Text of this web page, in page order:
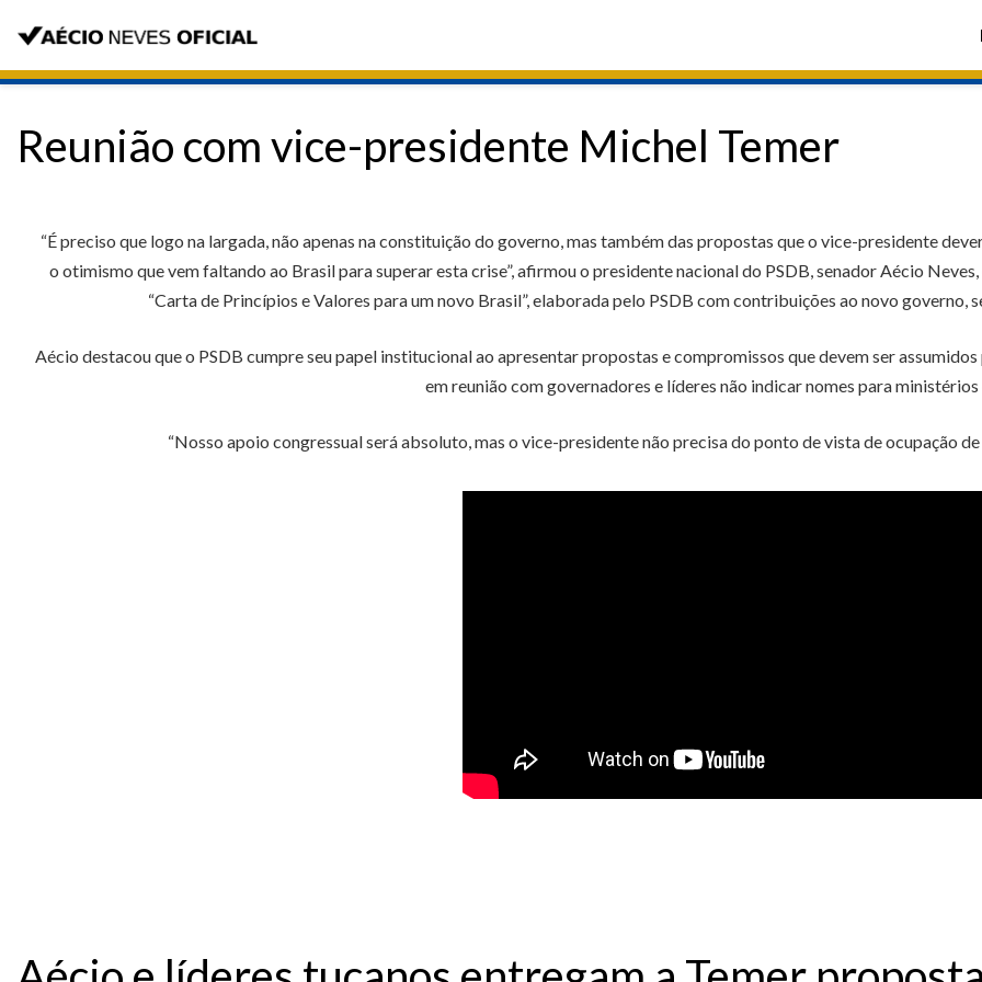
Reunião com vice-presidente Michel Temer
“É preciso que logo na largada, não apenas na constituição do governo, mas também das propostas que o vice-presidente
o otimismo que vem faltando ao Brasil para superar esta crise”, afirmou o presidente nacional do PSDB, senador Aécio
“Carta de Princípios e Valores para um novo Brasil”, elaborada pelo PSDB com contribuições ao novo governo,
Aécio destacou que o PSDB cumpre seu papel institucional ao apresentar propostas e compromissos que devem ser
em reunião com governadores e líderes não indicar nomes para ministérios
“Nosso apoio congressual será absoluto, mas o vice-presidente não precisa do ponto de vista de ocupação